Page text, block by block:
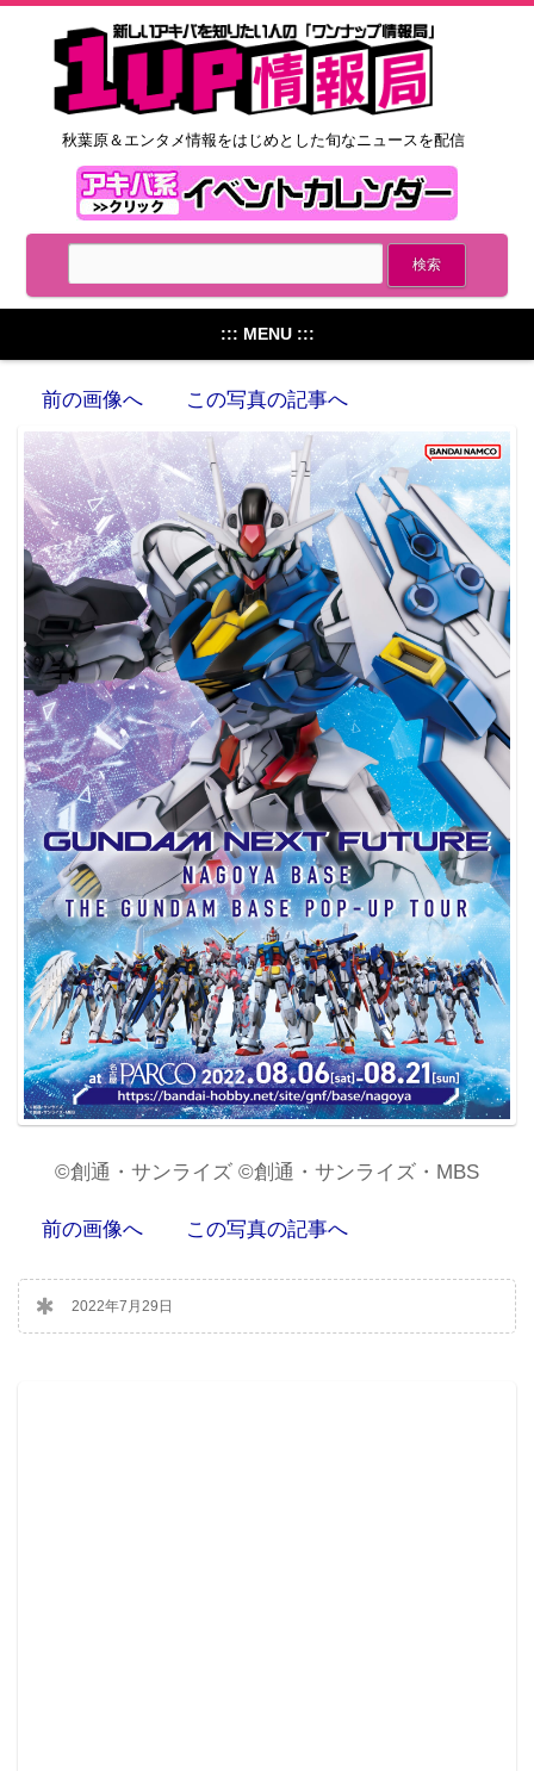
秋葉原＆エンタメ情報をはじめとした旬なニュースを配信
::: MENU :::
前の画像へ この写真の記事へ
©創通・サンライズ ©創通・サンライズ・MBS
前の画像へ この写真の記事へ
2022年7月29日